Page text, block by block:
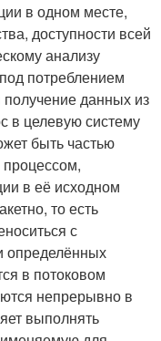
в одном месте,
доступности всей
анализу
потреблением
данных из
в целевую систему
быть частью
в её исходном
то есть
с
определённых
в потоковом
непрерывно в
выполнять